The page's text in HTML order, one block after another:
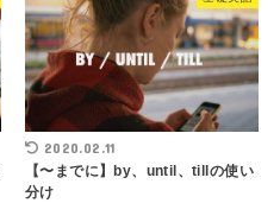
2020.02.11
【〜までに】by、until、tillの使い
分け